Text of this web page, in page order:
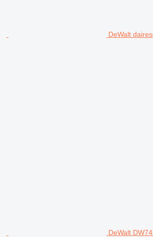
DeWalt
DeWalt